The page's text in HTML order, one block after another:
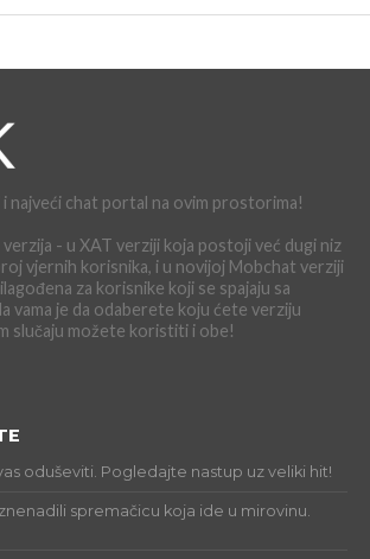
najveći chat portal na ovim prostorima!
- u XAT verziji koja postoji već dugi niz
vjernih korisnika, i u novijoj Mobchat verziji
za korisnike koji se spajaju sa
vama je da odaberete koju ćete verziju
slučaju možete koristiti i obe!
oduševiti. Pogledajte nastup uz veliki hit!
spremačicu koja ide u mirovinu.